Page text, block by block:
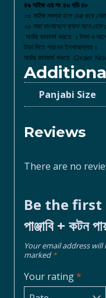
৪৬ সাইজ এর লং ৪৬ বডি ৪৮
⇒ সাইজ সমস্যা হলে চেঞ্জ করে
⇒ সারা বাংলাদেশে ক্যাশ অনে হোম
অর্ডার কানফার্ম করতে ১ টাকা ও
টাকা দিতে পারবেন ইনশাআল্লাহ।
অর্ডার কানফার্ম করতে Order
Panjabi Size
Reviews
There are no
Be the first
পাঞ্জাবি + কটন
Your email address
marked *
Your rating*